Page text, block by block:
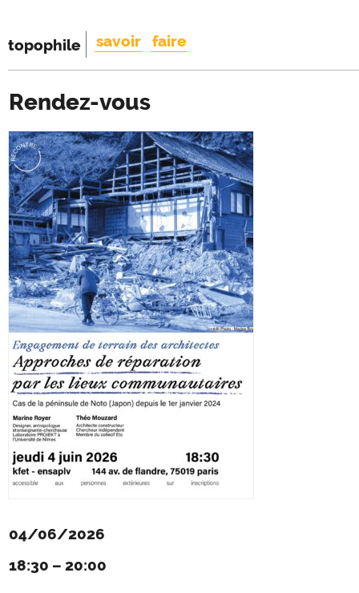
topophile savoir faire
Rendez-vous
04/06/2026
18:30 – 20:00